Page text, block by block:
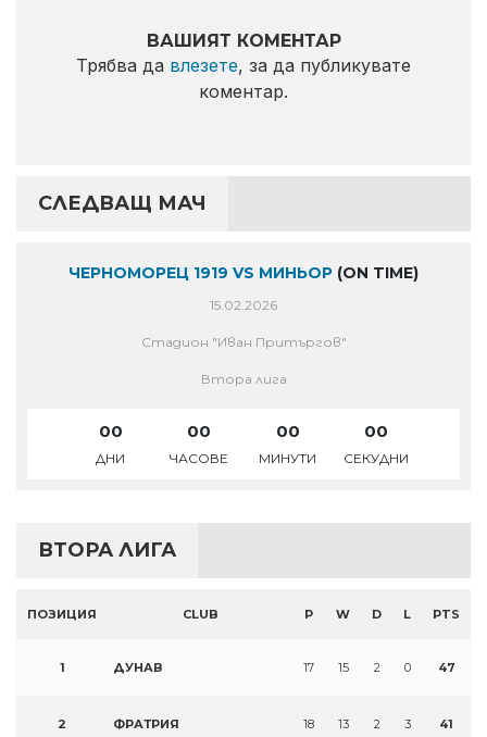
ВАШИЯТ КОМЕНТАР
Трябва да влезете, за да публикувате
коментар.
СЛЕДВАЩ МАЧ
ЧЕРНОМОРЕЦ 1919 VS МИНЬОР (ON TIME)
15.02.2026
Стадион "Иван Притъргов"
Втора лига
00
ДНИ
00
ЧАСОВЕ
00
МИНУТИ
00
СЕКУДНИ
ВТОРА ЛИГА
ПОЗИЦИЯ CLUB P W D L PTS
1 ДУНАВ 17 15 2 0 47
2 ФРАТРИЯ 18 13 2 3 41